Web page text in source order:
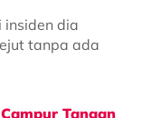
insiden dia
tanpa ada
Tangan